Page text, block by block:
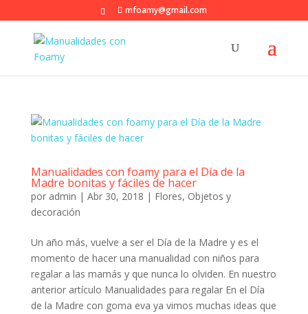
mfoamy@gmail.com
Manualidades con foamy para el Día de la
Madre bonitas y fáciles de hacer
por admin | Abr 30, 2018 | Flores, Objetos y
decoración
Un año más, vuelve a ser el Día de la Madre y es el
momento de hacer una manualidad con niños para
regalar a las mamás y que nunca lo olviden. En nuestro
anterior artículo Manualidades para regalar En el Día
de la Madre con goma eva ya vimos muchas ideas que